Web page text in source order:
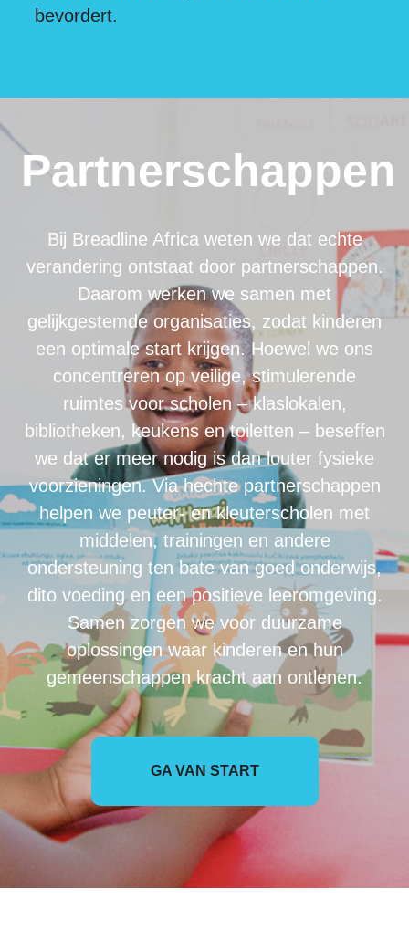
bevordert.
Partnerschappen
Bij Breadline Africa weten we dat echte
verandering ontstaat door partnerschappen.
Daarom werken we samen met
gelijkgestemde organisaties, zodat kinderen
een optimale start krijgen. Hoewel we ons
concentreren op veilige, stimulerende
ruimtes voor scholen – klaslokalen,
bibliotheken, keukens en toiletten – beseffen
we dat er meer nodig is dan louter fysieke
voorzieningen. Via hechte partnerschappen
helpen we peuter- en kleuterscholen met
middelen, trainingen en andere
ondersteuning ten bate van goed onderwijs,
dito voeding en een positieve leeromgeving.
Samen zorgen we voor duurzame
oplossingen waar kinderen en hun
gemeenschappen kracht aan ontlenen.
GA VAN START